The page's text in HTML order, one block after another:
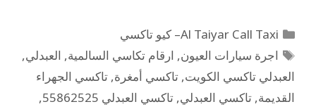
Al Taiyar Call Taxi– كيو تاكسي
اجرة سيارات العيون, ارقام تكاسي السالمية, العبدلي,
العبدلي تاكسي الكويت, تاكسي أمغرة, تاكسي الجهراء
القديمة, تاكسي العبدلي, تاكسي العبدلي 55862525
,